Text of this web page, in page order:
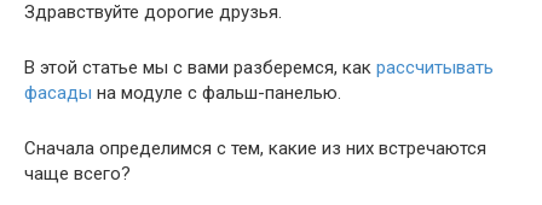
Здравствуйте дорогие друзья.
В этой статье мы с вами разберемся, как рассчитывать
фасады на модуле с фальш-панелью.
Сначала определимся с тем, какие из них встречаются
чаще всего?